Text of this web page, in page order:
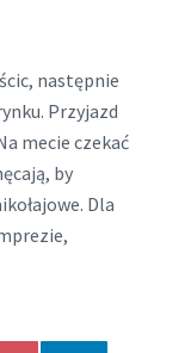
następnie
Przyjazd
mecie czekać
by
Dla